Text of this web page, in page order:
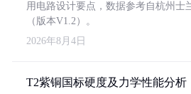
用电路设计要点，数据参考自杭州士
（版本V1.2）。
2026年8月4日
T2紫铜国标硬度及力学性能分析